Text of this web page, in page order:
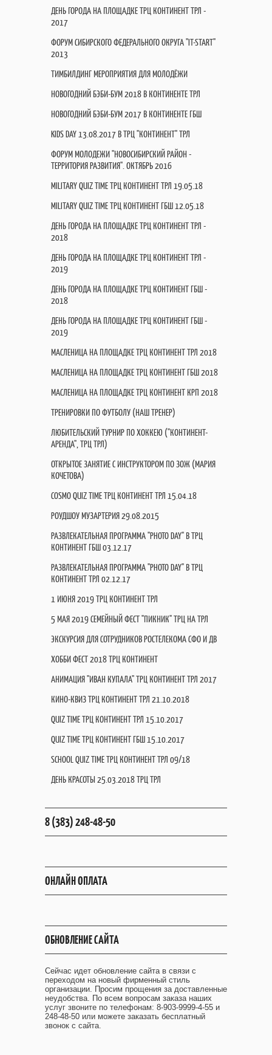
ДЕНЬ ГОРОДА НА ПЛОЩАДКЕ ТРЦ КОНТИНЕНТ ТРЛ -
2017
ФОРУМ СИБИРСКОГО ФЕДЕРАЛЬНОГО ОКРУГА "IT-START"
2013
ТИМБИЛДИНГ МЕРОПРИЯТИЯ ДЛЯ МОЛОДЁЖИ
НОВОГОДНИЙ БЭБИ-БУМ 2018 В КОНТИНЕНТЕ ТРЛ
НОВОГОДНИЙ БЭБИ-БУМ 2017 В КОНТИНЕНТЕ ГБШ
KIDS DAY 13.08.2017 В ТРЦ "КОНТИНЕНТ" ТРЛ
ФОРУМ МОЛОДЕЖИ "НОВОСИБИРСКИЙ РАЙОН -
ТЕРРИТОРИЯ РАЗВИТИЯ". ОКТЯБРЬ 2016
MILITARY QUIZ TIME ТРЦ КОНТИНЕНТ ТРЛ 19.05.18
MILITARY QUIZ TIME ТРЦ КОНТИНЕНТ ГБШ 12.05.18
ДЕНЬ ГОРОДА НА ПЛОЩАДКЕ ТРЦ КОНТИНЕНТ ТРЛ -
2018
ДЕНЬ ГОРОДА НА ПЛОЩАДКЕ ТРЦ КОНТИНЕНТ ТРЛ -
2019
ДЕНЬ ГОРОДА НА ПЛОЩАДКЕ ТРЦ КОНТИНЕНТ ГБШ -
2018
ДЕНЬ ГОРОДА НА ПЛОЩАДКЕ ТРЦ КОНТИНЕНТ ГБШ -
2019
МАСЛЕНИЦА НА ПЛОЩАДКЕ ТРЦ КОНТИНЕНТ ТРЛ 2018
МАСЛЕНИЦА НА ПЛОЩАДКЕ ТРЦ КОНТИНЕНТ ГБШ 2018
МАСЛЕНИЦА НА ПЛОЩАДКЕ ТРЦ КОНТИНЕНТ КРП 2018
ТРЕНИРОВКИ ПО ФУТБОЛУ (НАШ ТРЕНЕР)
ЛЮБИТЕЛЬСКИЙ ТУРНИР ПО ХОККЕЮ ("КОНТИНЕНТ-
АРЕНДА", ТРЦ ТРЛ)
ОТКРЫТОЕ ЗАНЯТИЕ С ИНСТРУКТОРОМ ПО ЗОЖ (МАРИЯ
КОЧЕТОВА)
COSMO QUIZ TIME ТРЦ КОНТИНЕНТ ТРЛ 15.04.18
РОУДШОУ МУЗАРТЕРИЯ 29.08.2015
РАЗВЛЕКАТЕЛЬНАЯ ПРОГРАММА "PHOTO DAY" В ТРЦ
КОНТИНЕНТ ГБШ 03.12.17
РАЗВЛЕКАТЕЛЬНАЯ ПРОГРАММА "PHOTO DAY" В ТРЦ
КОНТИНЕНТ ТРЛ 02.12.17
1 ИЮНЯ 2019 ТРЦ КОНТИНЕНТ ТРЛ
5 МАЯ 2019 СЕМЕЙНЫЙ ФЕСТ "ПИКНИК" ТРЦ НА ТРЛ
ЭКСКУРСИЯ ДЛЯ СОТРУДНИКОВ РОСТЕЛЕКОМА СФО И ДВ
ХОББИ ФЕСТ 2018 ТРЦ КОНТИНЕНТ
АНИМАЦИЯ "ИВАН КУПАЛА" ТРЦ КОНТИНЕНТ ТРЛ 2017
КИНО-КВИЗ ТРЦ КОНТИНЕНТ ТРЛ 21.10.2018
QUIZ TIME ТРЦ КОНТИНЕНТ ТРЛ 15.10.2017
QUIZ TIME ТРЦ КОНТИНЕНТ ГБШ 15.10.2017
SCHOOL QUIZ TIME ТРЦ КОНТИНЕНТ ТРЛ 09/18
ДЕНЬ КРАСОТЫ 25.03.2018 ТРЦ ТРЛ
8 (383) 248-48-50
ОНЛАЙН ОПЛАТА
ОБНОВЛЕНИЕ САЙТА
Сейчас идет обновление сайта в связи с
переходом на новый фирменный стиль
организации. Просим прощения за доставленные
неудобства. По всем вопросам заказа наших
услуг звоните по телефонам: 8-903-9999-4-55 и
248-48-50 или можете заказать бесплатный
звонок с сайта.